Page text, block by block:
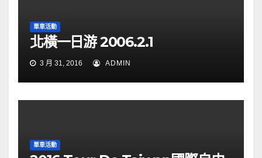
單車活動
北橫一日游 2006.2.1
3 月 31, 2016 ADMIN
單車活動